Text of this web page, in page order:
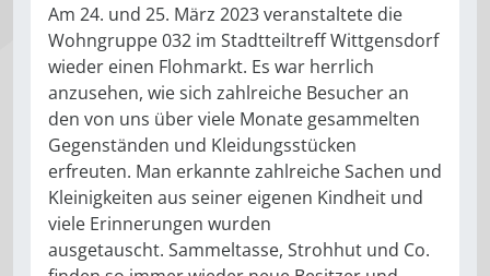
Am 24. und 25. März 2023 veranstaltete die
Wohngruppe 032 im Stadtteiltreff Wittgensdorf
wieder einen Flohmarkt. Es war herrlich
anzusehen, wie sich zahlreiche Besucher an
den von uns über viele Monate gesammelten
Gegenständen und Kleidungsstücken
erfreuten. Man erkannte zahlreiche Sachen und
Kleinigkeiten aus seiner eigenen Kindheit und
viele Erinnerungen wurden
ausgetauscht. Sammeltasse, Strohhut und Co.